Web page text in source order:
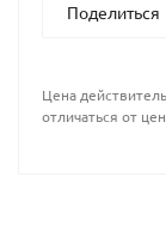
Поделиться
Цена
отличаться от